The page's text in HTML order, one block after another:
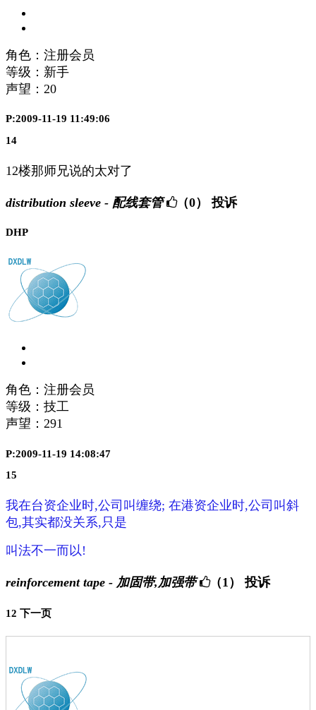
角色：注册会员
等级：新手
声望： 20
P:2009-11-19 11:49:06
14
12楼那师兄说的太对了
distribution sleeve - 配线套管 （0） 投诉
DHP
角色：注册会员
等级：技工
声望： 291
P:2009-11-19 14:08:47
15
我在台资企业时,公司叫缠绕; 在港资企业时,公司叫斜
包,其实都没关系,只是
叫法不一而以!
reinforcement tape - 加固带,加强带 （1） 投诉
12 下一页